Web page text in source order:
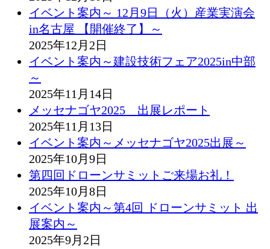
イベント案内～ 12月9日（火）産業実演会
in名古屋 【開催終了】～
2025年12月2日
イベント案内～建設技術フェア2025in中部
～
2025年11月14日
メッセナゴヤ2025 出展レポート
2025年11月13日
イベント案内～メッセナゴヤ2025出展～
2025年10月9日
第四回ドローンサミットご来場お礼！
2025年10月8日
イベント案内～第4回 ドローンサミット 出
展案内～
2025年9月2日